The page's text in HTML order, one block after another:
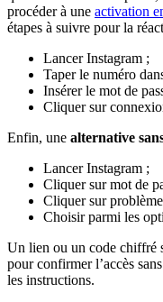
procéder à une activation
étapes à suivre pour la
Lancer Instagram ;
Taper le numéro
Insérer le mot de
Cliquer sur
Enfin, une alternative
Lancer Instagram ;
Cliquer sur mot de
Cliquer sur
Choisir parmi les
Un lien ou un code chiffré
pour confirmer l’accès
les instructions.